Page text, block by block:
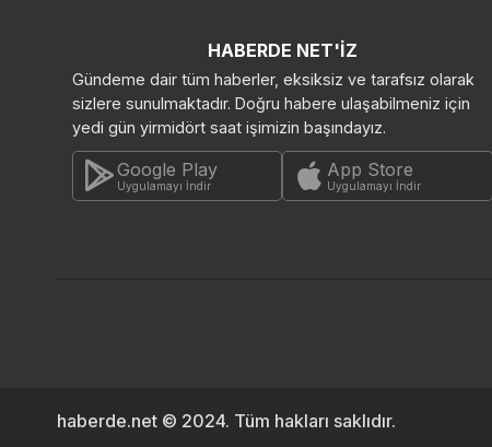
HABERDE NET'İZ
Gündeme dair tüm haberler, eksiksiz ve tarafsız olarak
sizlere sunulmaktadır. Doğru habere ulaşabilmeniz için
yedi gün yirmidört saat işimizin başındayız.
Google Play
Uygulamayı İndir
App Store
Uygulamayı İndir
haberde.net © 2024. Tüm hakları saklıdır.